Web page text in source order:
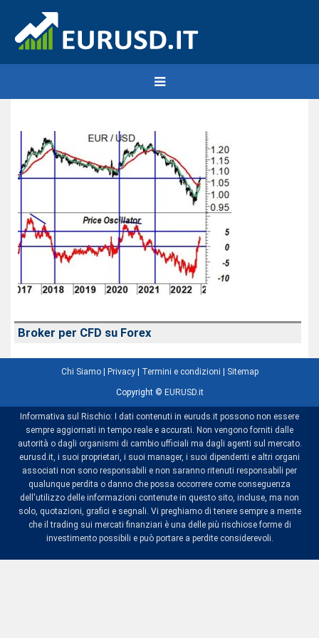
Broker per CFD su Forex
Chi Siamo| Privacy| Termini e condizioni Sitemap
Copyright © EURUSD.it
Informativa sul Rischio: I dati contenuti in euruds.it possono non essere
sempre aggiornati in tempo reale e accurati. Non vengono forniti dalle
autorità o dagli organismi di cambio ufficiali ma dagli agenti sul mercato.
eurusd.it, i suoi proprietari, i suoi manager, i suoi dipendenti e altri organi
associati non sono responsabili e non saranno ritenuti responsabili per
qualunque perdita o danno che possa occorrere come conseguenza
dell'utilizzo delle informazioni contenute in questo sito, incluse, ma non
solo, quotazioni, grafici e segnali. Vi preghiamo di tenere sempre a mente
che il trading sui mercati finanziari è una delle più rischiose forme di
investimento possibili e può portare a perdite considerevoli.